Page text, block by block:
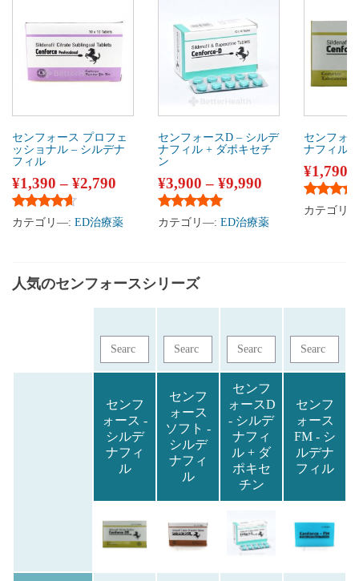
センフォース プロフェ
ッショナル – シルデナ
フィル
¥1,390 – ¥2,790
5段階中 4.47の評価
カテゴリ―: ED治療薬
センフォースD – シルデ
ナフィル + ダポキセチ
ン
¥3,900 – ¥9,990
5段階中 5.00の評価
カテゴリ―: ED治療薬
センフォ
ナフィル
¥1,790
5段階中
カテゴリ
人気のセンフォースシリーズ
センフ
ォース -
シルデ
ナフィ
ル
センフ
ォース
ソフト -
シルデ
ナフィ
ル
センフ
ォースD
- シルデ
ナフィ
ル + ダ
ポキセ
チン
センフ
ォース
FM - シ
ルデナ
フィル